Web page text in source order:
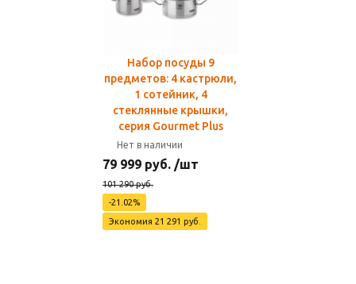
Набор посуды 9
предметов: 4 кастрюли,
1 сотейник, 4
стеклянные крышки,
серия Gourmet Plus
Нет в наличии
79 999 руб. /шт
101 290 руб.
-21.02%
Экономия 21 291 руб.